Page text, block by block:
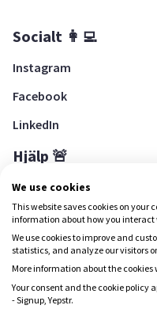
Socialt 👩‍💻
Instagram
Facebook
LinkedIn
Hjälp 🚨
Hjälpcenter
Ladda ned Yepstr
Ladda ned Yepstr
We use cookies
This website saves cookies on your
information about how you interact
We use cookies to improve and
statistics, and analyze our visitors
More information about the cookies
Your consent and the cookie policy
- Signup, Yepstr.